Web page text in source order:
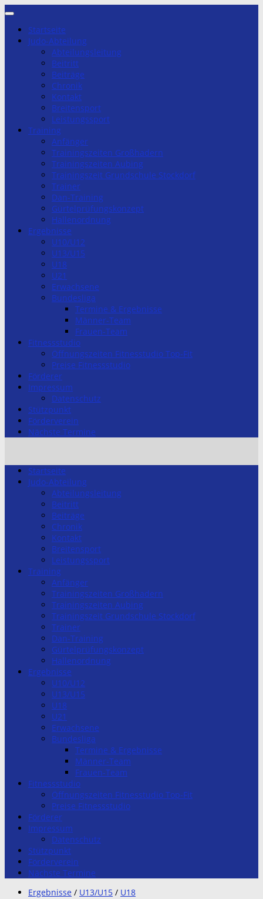
Zum
springenStartseite
Judo-Abteilung
Abteilungsleitung
Beitritt
Beiträge
Chronik
Kontakt
Breitensport
Leistungssport
Training
Anfänger
Trainingszeiten Großhadern
Trainingszeiten Aubing
Trainingszeit Grundschule Stockdorf
Trainer
Dan-Training
Gürtelprüfungskonzept
Hallenordnung
Ergebnisse
U10/U12
U13/U15
U18
U21
Erwachsene
Bundesliga
Termine & Ergebnisse
Männer-Team
Frauen-Team
Fitnessstudio
Öffnungszeiten Fitnesstudio Top-Fit
Preise Fitnessstudio
Förderer
Impressum
Datenschutz
Stützpunkt
Förderverein
Nächste Termine
Startseite
Judo-Abteilung
Abteilungsleitung
Beitritt
Beiträge
Chronik
Kontakt
Breitensport
Leistungssport
Training
Anfänger
Trainingszeiten Großhadern
Trainingszeiten Aubing
Trainingszeit Grundschule Stockdorf
Trainer
Dan-Training
Gürtelprüfungskonzept
Hallenordnung
Ergebnisse
U10/U12
U13/U15
U18
U21
Erwachsene
Bundesliga
Termine & Ergebnisse
Männer-Team
Frauen-Team
Fitnessstudio
Öffnungszeiten Fitnesstudio Top-Fit
Preise Fitnessstudio
Förderer
Impressum
Datenschutz
Stützpunkt
Förderverein
Nächste Termine
Ergebnisse / U13/U15 / U18